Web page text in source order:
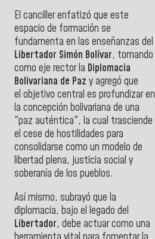
El canciller enfatizó que este
espacio de formación se
fundamenta en las enseñanzas del
Libertador Simón Bolívar, tomando
como eje rector la Diplomacia
Bolivariana de Paz y agregó que
el objetivo central es profundizar en
la concepción bolivariana de una
"paz auténtica", la cual trasciende
el cese de hostilidades para
consolidarse como un modelo de
libertad plena, justicia social y
soberanía de los pueblos.
Así mismo, subrayó que la
diplomacia, bajo el legado del
Libertador, debe actuar como una